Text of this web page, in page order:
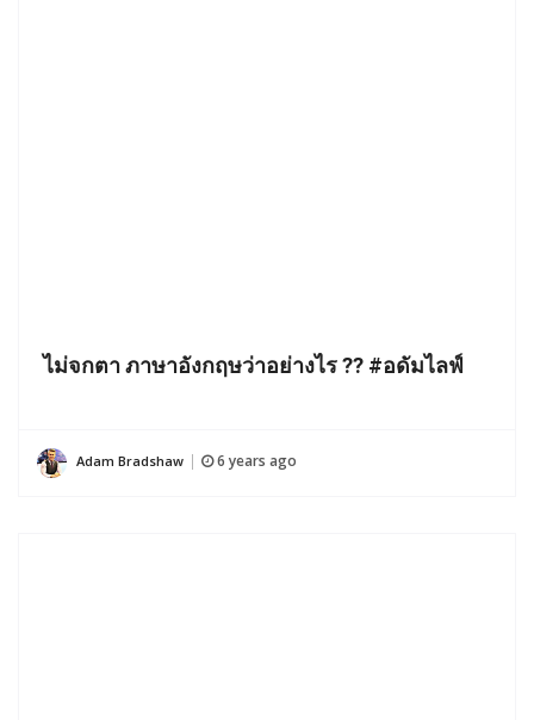
ไม่จกตา ภาษาอังกฤษว่าอย่างไร ?? #อดัมไลฟ์
Adam Bradshaw 6 years ago